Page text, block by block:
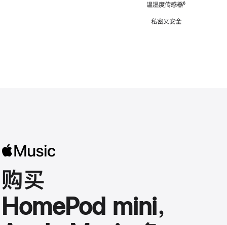
温湿度传感器脚
⁶
私密又安全
购买
HomePod mini，